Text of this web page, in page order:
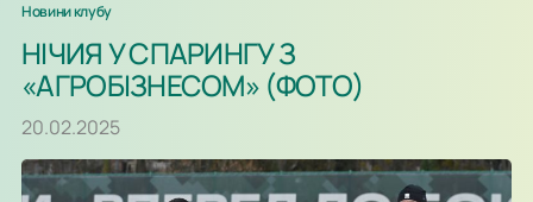
Новини клубу
НІЧИЯ У СПАРИНГУ З
«АГРОБІЗНЕСОМ» (ФОТО)
20.02.2025